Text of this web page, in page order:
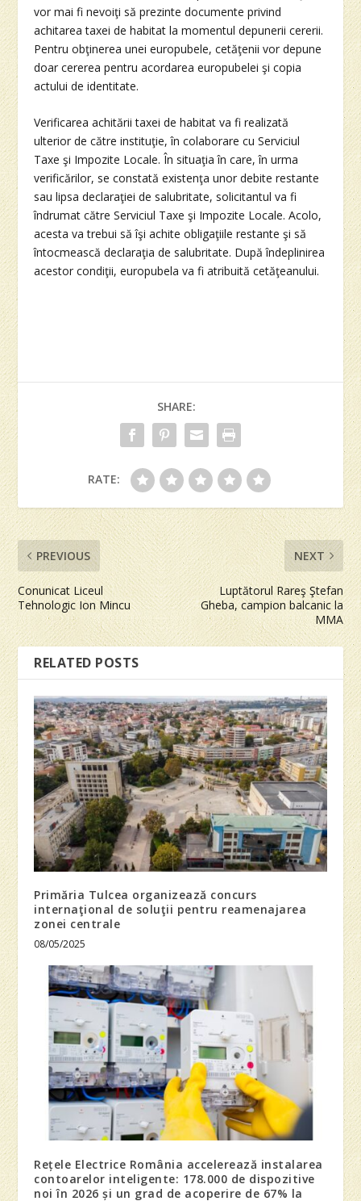
vor mai fi nevoiţi să prezinte documente privind
achitarea taxei de habitat la momentul depunerii cererii.
Pentru obţinerea unei europubele, cetăţenii vor depune
doar cererea pentru acordarea europubelei şi copia
actului de identitate.
Verificarea achitării taxei de habitat va fi realizată
ulterior de către instituţie, în colaborare cu Serviciul
Taxe şi Impozite Locale. În situaţia în care, în urma
verificărilor, se constată existenţa unor debite restante
sau lipsa declaraţiei de salubritate, solicitantul va fi
îndrumat către Serviciul Taxe şi Impozite Locale. Acolo,
acesta va trebui să îşi achite obligaţiile restante şi să
întocmească declaraţia de salubritate. După îndeplinirea
acestor condiţii, europubela va fi atribuită cetăţeanului.
SHARE:
RATE:
PREVIOUS
Conunicat Liceul
Tehnologic Ion Mincu
NEXT
Luptătorul Rareş Ştefan
Gheba, campion balcanic la
MMA
RELATED POSTS
Primăria Tulcea organizează concurs
internaţional de soluţii pentru reamenajarea
zonei centrale
08/05/2025
Rețele Electrice România accelerează instalarea
contoarelor inteligente: 178.000 de dispozitive
noi în 2026 și un grad de acoperire de 67% la